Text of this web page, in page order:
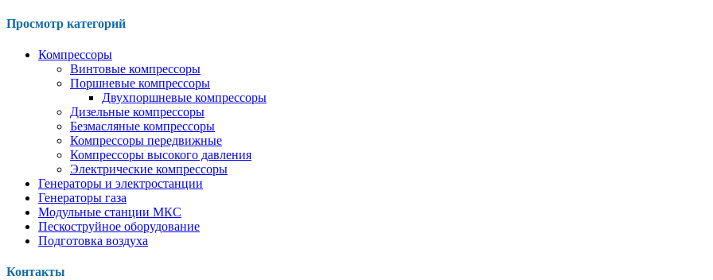
Просмотр категорий
Компрессоры
Винтовые компрессоры
Поршневые компрессоры
Двухпоршневые компрессоры
Дизельные компрессоры
Безмасляные компрессоры
Компрессоры передвижные
Компрессоры высокого давления
Электрические компрессоры
Генераторы и электростанции
Генераторы газа
Модульные станции МКС
Пескоструйное оборудование
Подготовка воздуха
Контакты